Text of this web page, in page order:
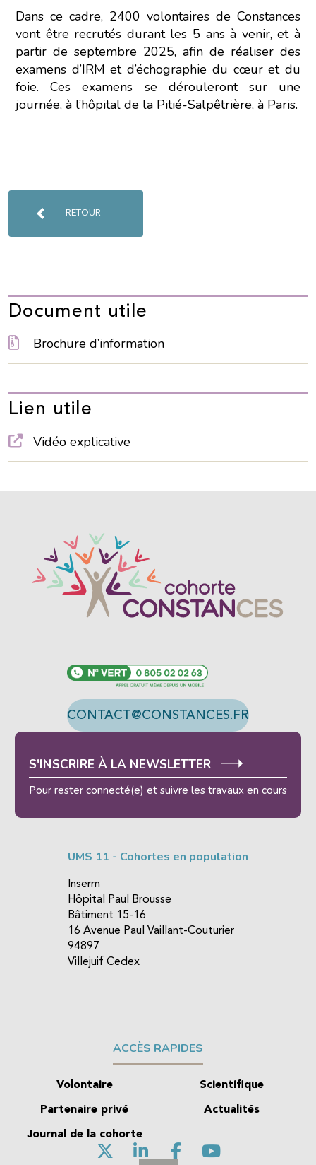
concerne aussi !
Nous avons développé ce site Internet dans le cadre
Si vous aussi vous souhaitez diminuer drastiquement
navigation, vous pouvezle parcourir dans son Mode
Eco. Celui-ci sollicitera très peu nos serveurs et vous
deviendrez ainsi un acteur majeur de l’écoconception.
Dans ce cadre, 2400 volontaires de Constances
vont être recrutés durant les 5 ans à venir, et à
partir de septembre 2025, afin de réaliser des
examens d’IRM et d’échographie du cœur et du
foie. Ces examens se dérouleront sur une
journée, à l’hôpital de la Pitié-Salpêtrière, à Paris.
RETOUR
Document utile
Brochure d’information
Lien utile
Vidéo explicative
CONTACT@CONSTANCES.FR
S'INSCRIRE À LA NEWSLETTER
Pour rester connecté(e) et suivre les travaux en cours
UMS 11 - Cohortes en population
Inserm
Hôpital Paul Brousse
Bâtiment 15-16
16 Avenue Paul Vaillant-Couturier
94897
Villejuif Cedex
ACCÈS RAPIDES
Volontaire Scientifique
Partenaire privé Actualités
Journal de la cohorte